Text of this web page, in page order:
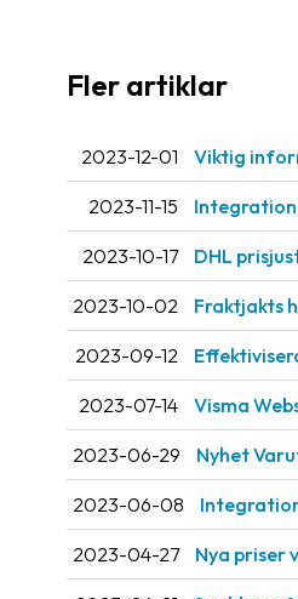
Fler artiklar
2023-12-01 Viktig
2023-11-15
2023-10-17 DHL
2023-10-02 Fraktjakts
2023-09-12
2023-07-14 Visma
2023-06-29 Nyhet
2023-06-08
2023-04-27 Nya priser